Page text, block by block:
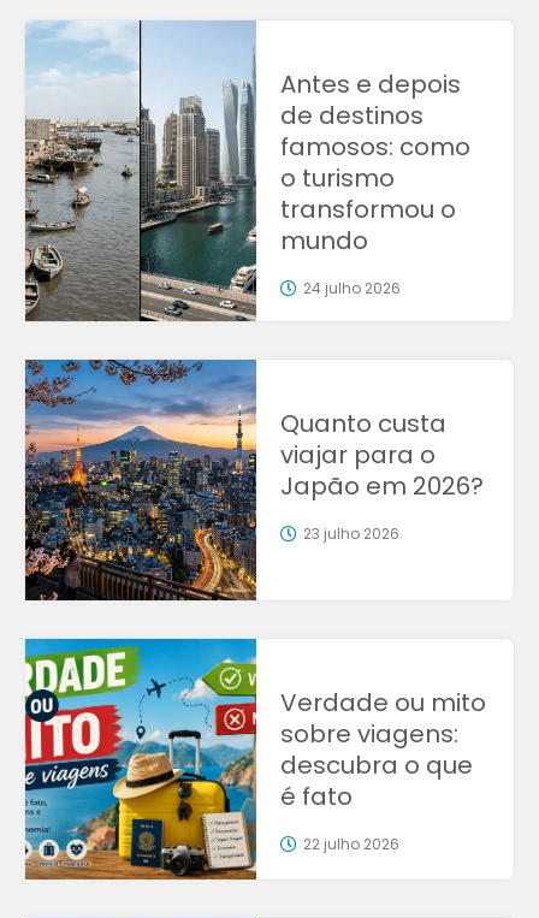
Antes e depois
de destinos
famosos: como
o turismo
transformou o
mundo
24 julho 2026
Quanto custa
viajar para o
Japão em 2026?
23 julho 2026
Verdade ou mito
sobre viagens:
descubra o que
é fato
22 julho 2026